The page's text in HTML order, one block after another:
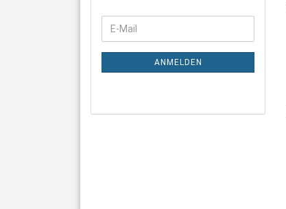
ZUR
ANMELDUNG
E-
Mail
ANMELDEN